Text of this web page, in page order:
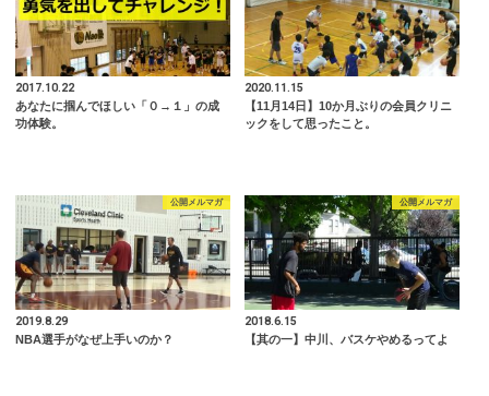
2017.10.22
あなたに掴んでほしい「０→１」の成
功体験。
2020.11.15
【11月14日】10か月ぶりの会員クリニ
ックをして思ったこと。
公開メルマガ
2019.8.29
NBA選手がなぜ上手いのか？
公開メルマガ
2018.6.15
【其の一】中川、バスケやめるってよ